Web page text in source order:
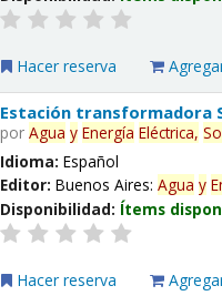
Hacer reserva
Estación transformadora
porAgua y Energía Eléctrica,
Idioma:Español
Editor:Buenos Aires:Agua y
Disponibilidad: Ítems
Hacer reserva